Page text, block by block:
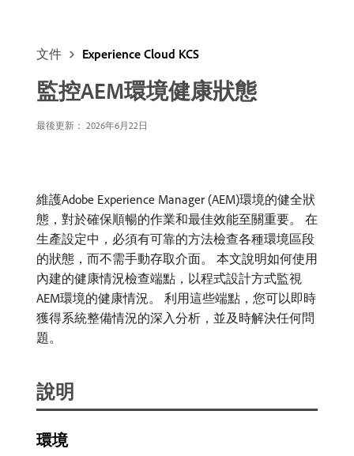
文件 Experience Cloud KCS
監控AEM環境健康狀態
最後更新： 2026年6月22日
維護Adobe Experience Manager (AEM)環境的健全狀
態，對於確保順暢的作業和最佳效能至關重要。 在
生產設定中，必須有可靠的方法檢查各種環境區段
的狀態，而不需手動存取介面。 本文說明如何使用
內建的健康情況檢查端點，以程式設計方式監視
AEM環境的健康情況。 利用這些端點，您可以即時
獲得系統整備情況的深入分析，並及時解決任何問
題。
說明
環境